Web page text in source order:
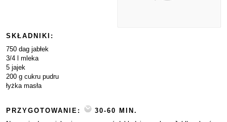
SKŁADNIKI:
750 dag jabłek
3/4 l mleka
5 jajek
200 g cukru pudru
łyżka masła
PRZYGOTOWANIE:
30-60 MIN.